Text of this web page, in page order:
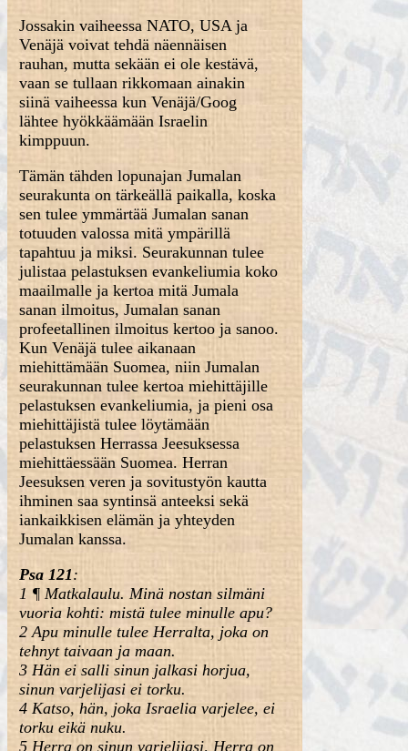
Jossakin vaiheessa NATO, USA ja
Venäjä voivat tehdä näennäisen
rauhan, mutta sekään ei ole kestävä,
vaan se tullaan rikkomaan ainakin
siinä vaiheessa kun Venäjä/Goog
lähtee hyökkäämään Israelin
kimppuun.
Tämän tähden lopunajan Jumalan
seurakunta on tärkeällä paikalla, koska
sen tulee ymmärtää Jumalan sanan
totuuden valossa mitä ympärillä
tapahtuu ja miksi. Seurakunnan tulee
julistaa pelastuksen evankeliumia koko
maailmalle ja kertoa mitä Jumala
sanan ilmoitus, Jumalan sanan
profeetallinen ilmoitus kertoo ja sanoo.
Kun Venäjä tulee aikanaan
miehittämään Suomea, niin Jumalan
seurakunnan tulee kertoa miehittäjille
pelastuksen evankeliumia, ja pieni osa
miehittäjistä tulee löytämään
pelastuksen Herrassa Jeesuksessa
miehittäessään Suomea. Herran
Jeesuksen veren ja sovitustyön kautta
ihminen saa syntinsä anteeksi sekä
iankaikkisen elämän ja yhteyden
Jumalan kanssa.
Psa 121:
1 ¶ Matkalaulu. Minä nostan silmäni
vuoria kohti: mistä tulee minulle apu?
2 Apu minulle tulee Herralta, joka on
tehnyt taivaan ja maan.
3 Hän ei salli sinun jalkasi horjua,
sinun varjelijasi ei torku.
4 Katso, hän, joka Israelia varjelee, ei
torku eikä nuku.
5 Herra on sinun varjelijasi, Herra on